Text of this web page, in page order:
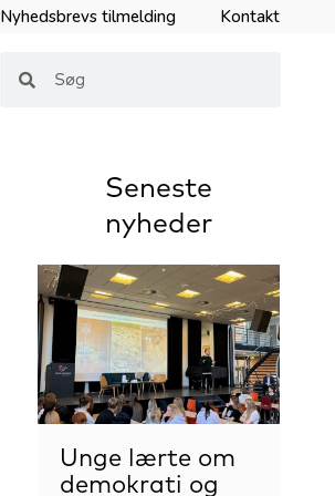
Nyhedsbrevs tilmelding Kontakt
Seneste
nyheder
Unge lærte om
demokrati og